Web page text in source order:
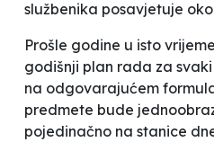
službenika posavjetuje
Prošle godine u isto
godišnji plan rada za
na odgovarajućem
predmete bude
pojedinačno na stanice